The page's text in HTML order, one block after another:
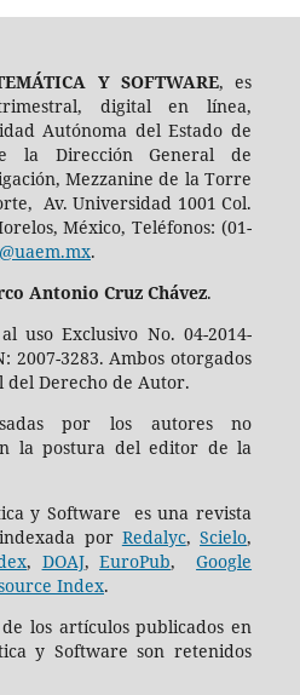
Y SOFTWARE, es
digital en línea,
Autónoma del Estado de
la Dirección General de
Mezzanine de la Torre
Av. Universidad 1001 Col.
México, Teléfonos: (01-
.
Antonio Cruz Chávez.
uso Exclusivo No. 04-2014-
2007-3283. Ambos otorgados
Derecho de Autor.
por los autores no
la postura del editor de la
y Software es una revista
por Redalyc,Scielo,
, DOAJ,EuroPub,Google
Index.
los artículos publicados en
y Software son retenidos